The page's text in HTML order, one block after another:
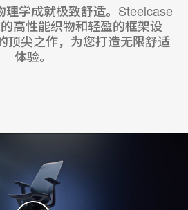
理学成就极致舒适。Steelcase
高性能织物和轻盈的框架设
顶尖之作，为您打造无限舒适
体验。